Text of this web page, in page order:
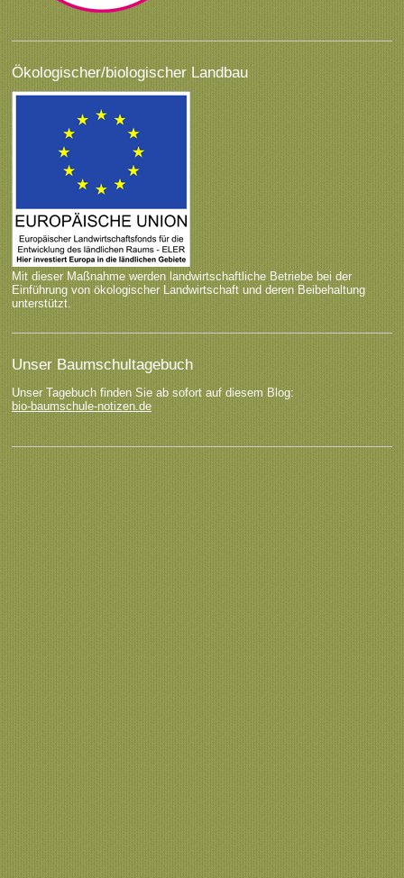
Ökologischer/biologischer Landbau
Mit dieser Maßnahme werden landwirtschaftliche Betriebe bei der
Einführung von ökologischer Landwirtschaft und deren Beibehaltung
unterstützt.
Unser Baumschultagebuch
Unser Tagebuch finden Sie ab sofort auf diesem Blog:
bio-baumschule-notizen.de